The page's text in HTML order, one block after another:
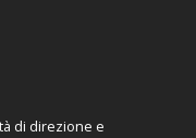
di direzione e